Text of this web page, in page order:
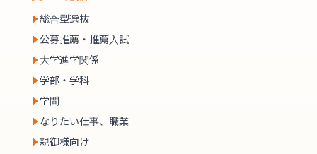
総合型選抜
公募推薦・推薦入試
大学進学関係
学部・学科
学問
なりたい仕事、職業
親御様向け